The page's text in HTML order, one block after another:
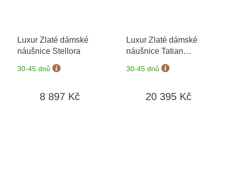
Luxur Zlaté dámské
náušnice Stellora
30-45 dnů
8 897 Kč
Luxur Zlaté dámské
náušnice Tatian
3834290-5-0-96
možnost výměny do 90
30-45 dnů
20 395 Kč